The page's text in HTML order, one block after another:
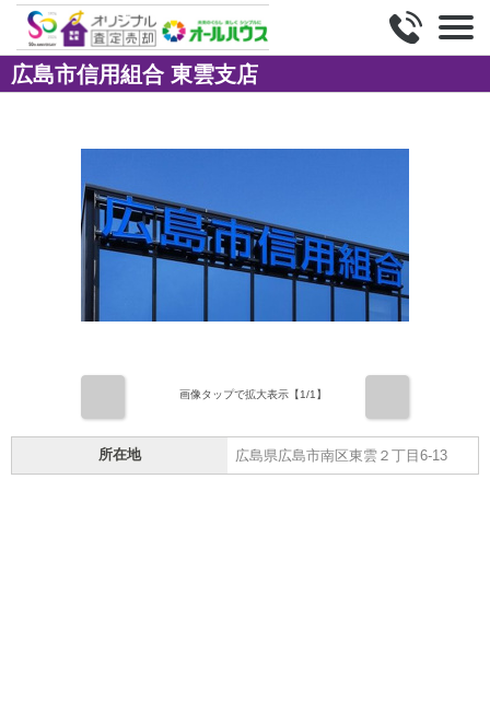
広島市信用組合 東雲支店
画像タップで拡大表示【1/1】
所在地 広島県広島市南区東雲２丁目6-13